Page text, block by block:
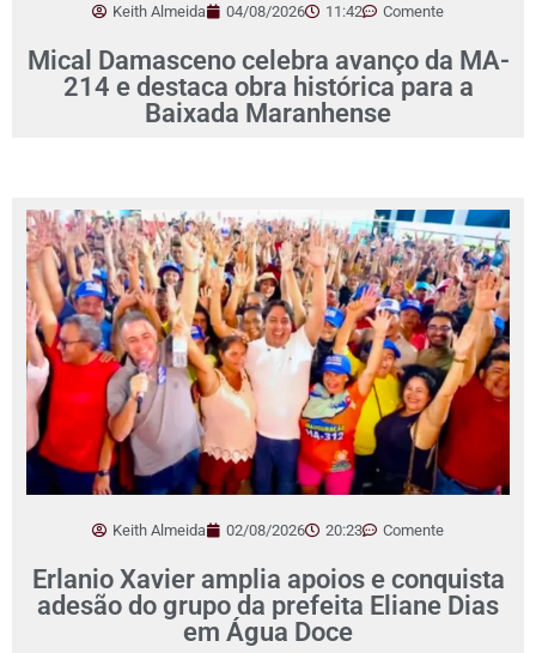
Keith Almeida 04/08/2026 11:42 Comente
Mical Damasceno celebra avanço da MA-
214 e destaca obra histórica para a
Baixada Maranhense
Keith Almeida 02/08/2026 20:23 Comente
Erlanio Xavier amplia apoios e conquista
adesão do grupo da prefeita Eliane Dias
em Água Doce